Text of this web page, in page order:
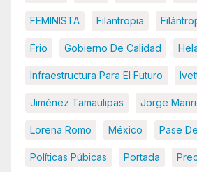
FEMINISTA Filantropia
Frio Gobierno De Calidad
Infraestructura Para El Futuro
Jiménez Tamaulipas Jorge
Lorena Romo México Pase
Políticas Púbicas Portada